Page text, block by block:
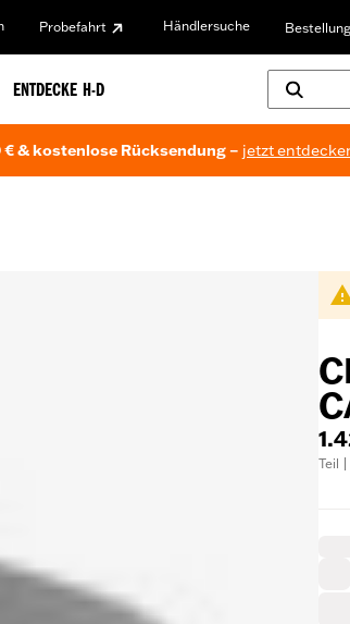
Probefahrt Händlersuche
ENTDECKE H-D
& kostenlose Rücksendung – jetzt
Teil